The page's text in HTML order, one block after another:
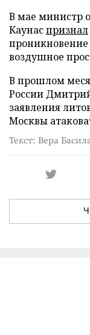
В мае министр
Каунаспризнал
проникновение
воздушное
В прошлом
России
заявления
Москвы
Текст: Вера